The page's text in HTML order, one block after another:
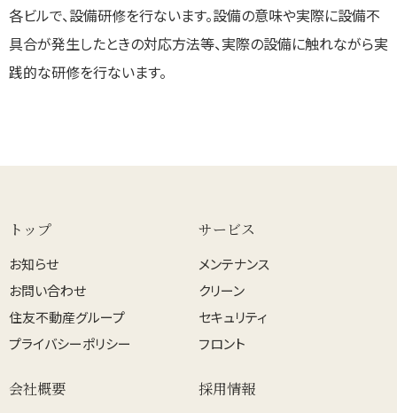
各ビルで、設備研修を行ないます。設備の意味や実際に設備不
具合が発生したときの対応方法等、実際の設備に触れながら実
践的な研修を行ないます。
トップ
お知らせ
お問い合わせ
住友不動産グループ
プライバシーポリシー
サービス
メンテナンス
クリーン
セキュリティ
フロント
会社概要 採用情報